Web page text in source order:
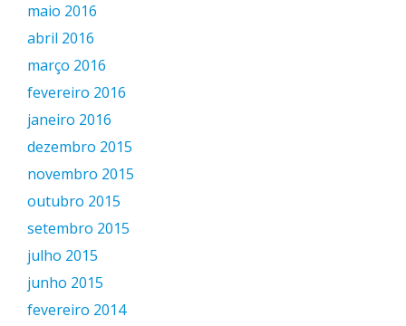
maio 2016
abril 2016
março 2016
fevereiro 2016
janeiro 2016
dezembro 2015
novembro 2015
outubro 2015
setembro 2015
julho 2015
junho 2015
fevereiro 2014